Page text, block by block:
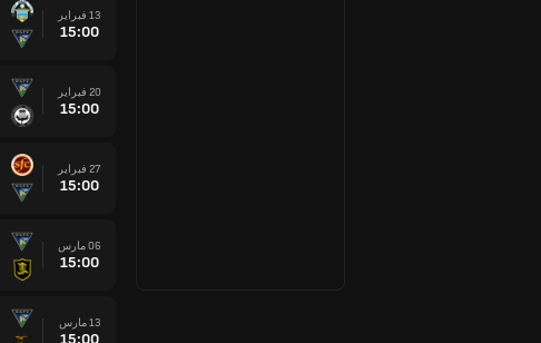
13 فبراير
15:00
20 فبراير
15:00
27 فبراير
15:00
06 مارس
15:00
13 مارس
15:00